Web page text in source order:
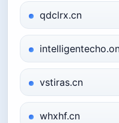
qdclrx.cn
vstiras.cn
whxhf.cn